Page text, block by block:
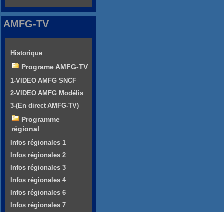
AMFG-TV
Historique
Programe AMFG-TV
1-VIDEO AMFG SNCF
2-VIDEO AMFG Modélis
3-(En direct AMFG-TV)
Programme
régional
Infos régionales 1
Infos régionales 2
Infos régionales 3
Infos régionales 4
Infos régionales 6
Infos régionales 7